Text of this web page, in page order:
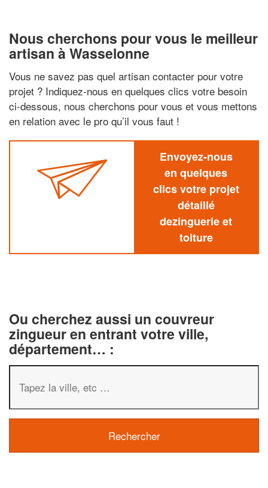
Nous cherchons pour vous le meilleur
artisan à Wasselonne
Vous ne savez pas quel artisan contacter pour votre
projet ? Indiquez-nous en quelques clics votre besoin
ci-dessous, nous cherchons pour vous et vous mettons
en relation avec le pro qu’il vous faut !
Envoyez-nous
en quelques
clics votre projet
détaillé
dezinguerie et
toiture
Ou cherchez aussi un couvreur
zingueur en entrant votre ville,
département… :